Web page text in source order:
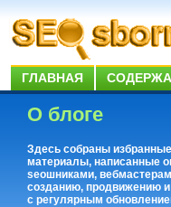
ГЛАВНАЯ
О блоге
Здесь собраны
материалы, написанные
seoшниками,
созданию, продвижению и
с регулярным